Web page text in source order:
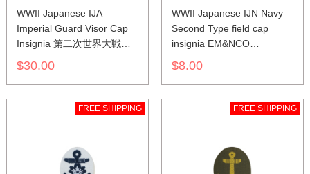
WWII Japanese IJA
Imperial Guard Visor Cap
Insignia 第二次世界大戦
日本帝国陸軍近衛師団用軍
帽の帽章
$30.00
WWII Japanese IJN Navy
Second Type field cap
insignia EM&NCO
第二次世界大戦
日本帝国海軍 二種兵用
$8.00
FREE SHIPPING FREE SHIPPING